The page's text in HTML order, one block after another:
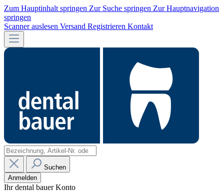
Zum Hauptinhalt springen Zur Suche springen Zur Hauptnavigation
springen
Scanner auslesen Versand Registrieren Kontakt
Suchen
Anmelden
Ihr dental bauer Konto